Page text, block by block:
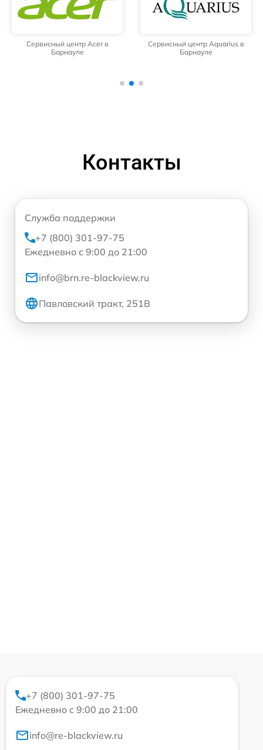
Сервисный центр Acer в
Барнауле
Сервисный центр Aquarius в
Барнауле
Контакты
Служба поддержки
+7 (800) 301-97-75
Ежедневно с 9:00 до 21:00
info@brn.re-blackview.ru
Павловский тракт, 251В
+7 (800) 301-97-75
Ежедневно с 9:00 до 21:00
info@re-blackview.ru